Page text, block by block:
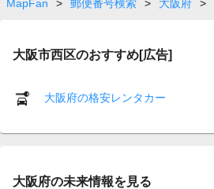
MapFan > 郵便番号検索 > 大阪府 >
大阪市西区のおすすめ[広告]
大阪府の格安レンタカー
大阪府の未来情報を見る